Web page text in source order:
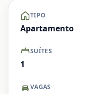
TIPO
Apartamento
SUÍTES
1
VAGAS